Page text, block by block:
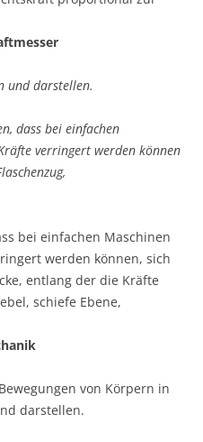
und darstellen.
dass bei einfachen
verringert werden können
bei einfachen Maschinen
werden können, sich
entlang der die Kräfte
schiefe Ebene,
von Körpern in
darstellen.